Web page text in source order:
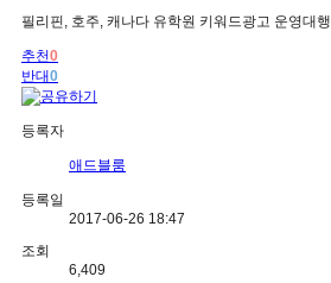
필리핀, 호주, 캐나다 유학원 키워드광고 운영대행
추천0
반대0
등록자
애드블룸
등록일
2017-06-26 18:47
조회
6,409